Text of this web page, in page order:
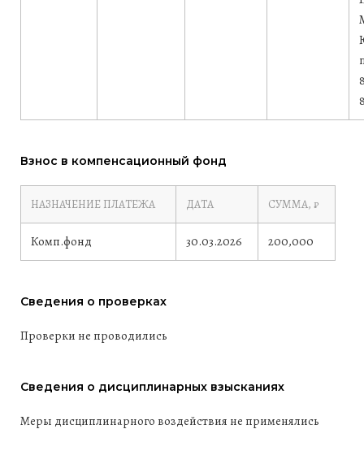
Взнос в компенсационный фонд
НАЗНАЧЕНИЕ ПЛАТЕЖА ДАТА СУММА, ₽
Комп.фонд 30.03.2026 200,000
Сведения о проверках
Проверки не проводились
Сведения о дисциплинарных взысканиях
Меры дисциплинарного воздействия не применялись